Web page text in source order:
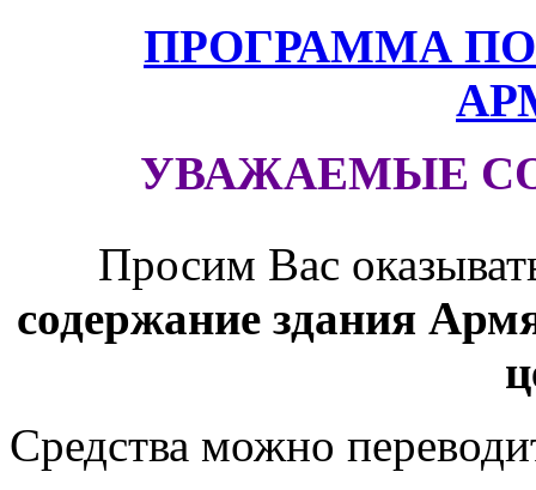
ПРОГРАММА
УВАЖАЕМЫЕ
Просим Вас
содержание здания
Средства можно